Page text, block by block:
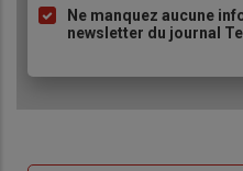
Ne manquez aucune
newsletter du journal